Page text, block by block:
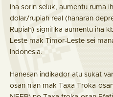
Iha sorin seluk, aumentu ruma
dolar/rupiah real (hanaran
Rupiah) signifika aumentu iha
Leste mak Timor-Leste sei
Indonesia.
Hanesan indikador atu sukat
osan nian mak Taxa Troka-